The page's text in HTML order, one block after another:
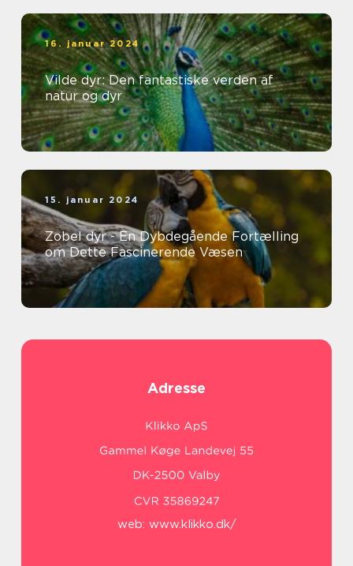
16. januar 2024
Vilde dyr: Den fantastiske verden af
natur og dyr
15. januar 2024
Zobel dyr - En Dybdegående Fortælling
om Dette Fascinerende Væsen
Adresse
web: www.klikko.dk/